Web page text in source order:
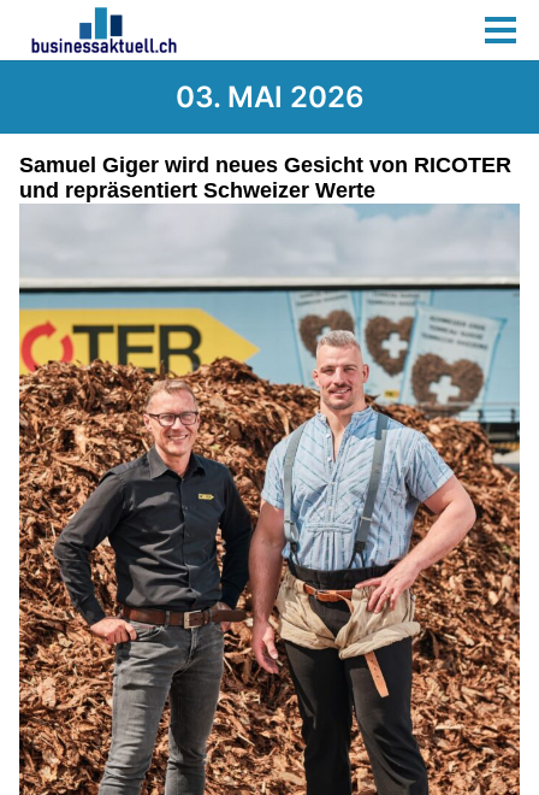
03. MAI 2026
Samuel Giger wird neues Gesicht von RICOTER
und repräsentiert Schweizer Werte